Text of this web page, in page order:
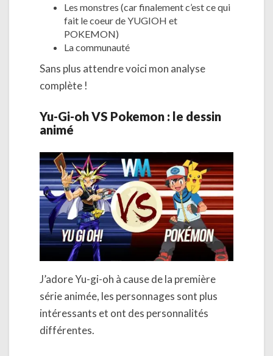
Les monstres (car finalement c’est ce qui
fait le coeur de YUGIOH et
POKEMON)
La communauté
Sans plus attendre voici mon analyse
complète !
Yu-Gi-oh VS Pokemon : le dessin
animé
J’adore Yu-gi-oh à cause de la première
série animée, les personnages sont plus
intéressants et ont des personnalités
différentes.